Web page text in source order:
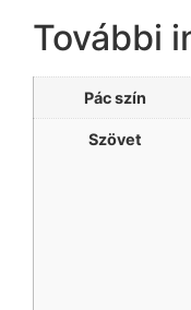
További
Pác szín
Szövet